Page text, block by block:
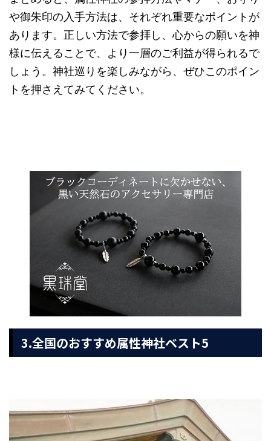
や御朱印の入手方法は、それぞれ重要なポイントが
あります。正しい方法で参拝し、心からの願いを神
様に伝えることで、より一層のご利益が得られるで
しょう。神社巡りを楽しみながら、ぜひこのポイン
トを押さえてみてください。
3.全国のおすすめ属性神社ベスト5